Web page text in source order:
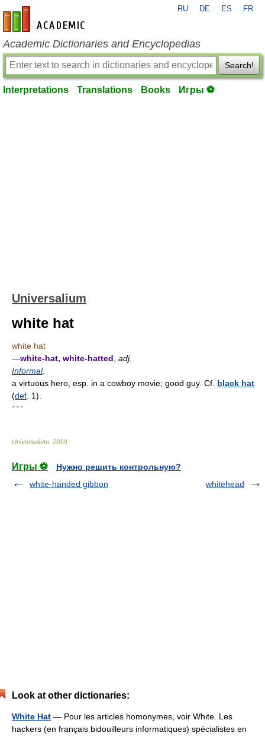
en-academic.com
RU DE ES FR
Academic Dictionaries and Encyclopedias
Search!
Interpretations Translations Books Игры ⚽
Universalium
white hat
white hat
—white-hat, white-hatted adj.
Informal.
a virtuous hero, esp. in a cowboy movie; good guy. Cf. black hat
(def . 1).
* * *
Universalium 2010
Игры ⚽
Нужно решить контрольную?
white-handed gibbon
whitehead
Look at other dictionaries:
White Hat — Pour les articles homonymes, voir White. Les
hackers (en français bidouilleurs informatiques) spécialistes en